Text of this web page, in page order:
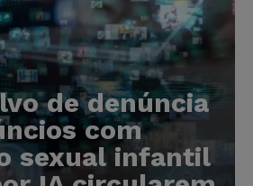
de denúncia
com
sexual infantil